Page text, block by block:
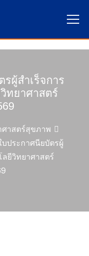
ผู้สำเร็จการ
ทยาศาสตร์
าสตร์สุขภาพ
ประกาศนียบัตรผู้
ยีวิทยาศาสตร์